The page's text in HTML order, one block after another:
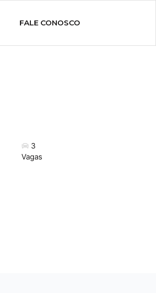
FALE CONOSCO
3
Vagas